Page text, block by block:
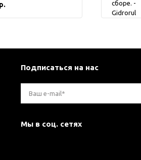
Подписаться на нас
Мы в соц. сетях